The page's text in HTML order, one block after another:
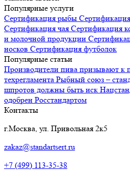
Популярные услуги
Сертификация рыбы Сертификация
Сертификация чая Сертификация
и молочной продукции
носков Сертификация футболок
Популярные статьи
Производители пива призывают к
техрегламента Рыбный союз –
шпротов должны быть иск
одобрен Росстандартом
Контакты
г.Москва, ул. Привольная 2к5
zakaz@standartsert.ru
+7 (499) 113-35-38